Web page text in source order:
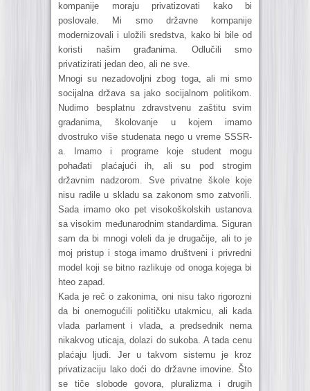
kompanije moraju privatizovati kako bi
poslovale. Mi smo državne kompanije
modernizovali i uložili sredstva, kako bi bile od
koristi našim građanima. Odlučili smo
privatizirati jedan deo, ali ne sve.
Mnogi su nezadovoljni zbog toga, ali mi smo
socijalna država sa jako socijalnom politikom.
Nudimo besplatnu zdravstvenu zaštitu svim
građanima, školovanje u kojem imamo
dvostruko više studenata nego u vreme SSSR-
a. Imamo i programe koje student mogu
pohađati plaćajući ih, ali su pod strogim
državnim nadzorom. Sve privatne škole koje
nisu radile u skladu sa zakonom smo zatvorili.
Sada imamo oko pet visokoškolskih ustanova
sa visokim međunarodnim standardima. Siguran
sam da bi mnogi voleli da je drugačije, ali to je
moj pristup i stoga imamo društveni i privredni
model koji se bitno razlikuje od onoga kojega bi
hteo zapad.
Kada je reč o zakonima, oni nisu tako rigorozni
da bi onemogućili političku utakmicu, ali kada
vlada parlament i vlada, a predsednik nema
nikakvog uticaja, dolazi do sukoba. A tada cenu
plaćaju ljudi. Jer u takvom sistemu je kroz
privatizaciju lako doći do državne imovine. Što
se tiče slobode govora, pluralizma i drugih